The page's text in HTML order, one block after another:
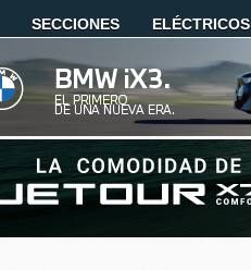
SECCIONES ELÉCTRICOS